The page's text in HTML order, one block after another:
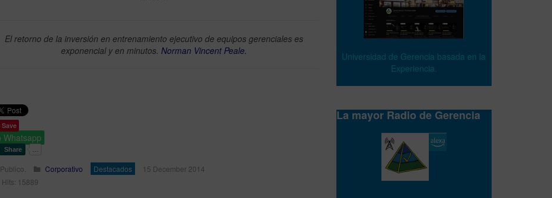
El retorno de la inversión en entrenamiento ejecutivo de equipos gerenciales es
exponencial y en minutos. Norman Vincent Peale.
Save
Whatsapp
Publico. Corporativo Destacados
15 December 2014
Hits: 15889
Universidad de Gerencia basada en la
Experiencia.
La mayor Radio de Gerencia